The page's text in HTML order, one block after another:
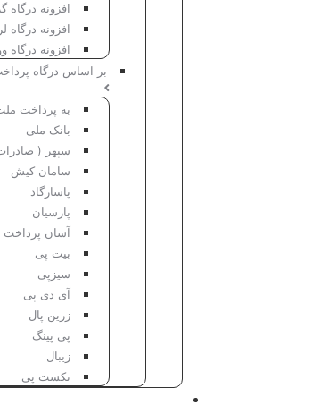
افزونه درگاه
افزونه
افزونه درگاه
بر اساس درگاه
به پرداخت
بانک ملی
سپهر (
سامان کیش
پاسارگاد
پارسیان
آسان پرداخت
بیت پی
سیزپی
آی دی پی
زرین پال
پی پینگ
زیبال
نکست پی